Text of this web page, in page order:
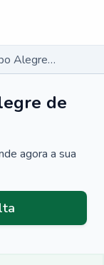
Geriatra em Campo Alegre de Goiás - GO
de
agora a sua